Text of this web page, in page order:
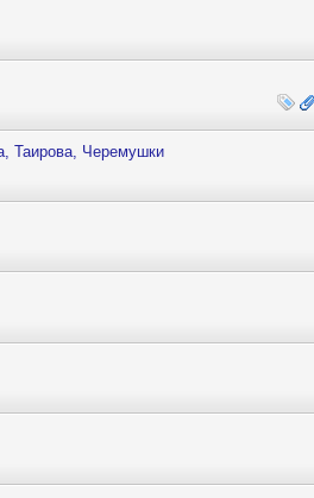
Таирова, Черемушки